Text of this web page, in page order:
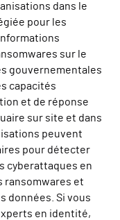
dans le
pour les
sur le
gouvernementales
capacités
et de réponse
sur site et dans
peuvent
pour détecter
cyberattaques en
ransomwares et
données. Si vous
en identité,